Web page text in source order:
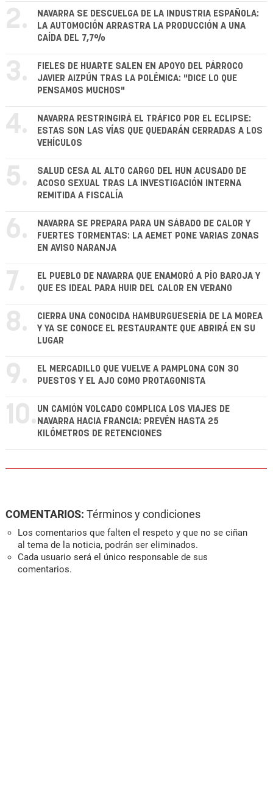
2.
NAVARRA SE DESCUELGA DE LA INDUSTRIA ESPAÑOLA:
LA AUTOMOCIÓN ARRASTRA LA PRODUCCIÓN A UNA
CAÍDA DEL 7,7%
3.
FIELES DE HUARTE SALEN EN APOYO DEL PÁRROCO
JAVIER AIZPÚN TRAS LA POLÉMICA: "DICE LO QUE
PENSAMOS MUCHOS"
4.
NAVARRA RESTRINGIRÁ EL TRÁFICO POR EL ECLIPSE:
ESTAS SON LAS VÍAS QUE QUEDARÁN CERRADAS A LOS
VEHÍCULOS
5.
SALUD CESA AL ALTO CARGO DEL HUN ACUSADO DE
ACOSO SEXUAL TRAS LA INVESTIGACIÓN INTERNA
REMITIDA A FISCALÍA
6.
NAVARRA SE PREPARA PARA UN SÁBADO DE CALOR Y
FUERTES TORMENTAS: LA AEMET PONE VARIAS ZONAS
EN AVISO NARANJA
7.
EL PUEBLO DE NAVARRA QUE ENAMORÓ A PÍO BAROJA Y
QUE ES IDEAL PARA HUIR DEL CALOR EN VERANO
8.
CIERRA UNA CONOCIDA HAMBURGUESERÍA DE LA MOREA
Y YA SE CONOCE EL RESTAURANTE QUE ABRIRÁ EN SU
LUGAR
9.
EL MERCADILLO QUE VUELVE A PAMPLONA CON 30
PUESTOS Y EL AJO COMO PROTAGONISTA
10. UN CAMIÓN VOLCADO COMPLICA LOS VIAJES DE
NAVARRA HACIA FRANCIA: PREVÉN HASTA 25
KILÓMETROS DE RETENCIONES
COMENTARIOS: Términos y condiciones
Los comentarios que falten el respeto y que no se ciñan
al tema de la noticia, podrán ser eliminados.
Cada usuario será el único responsable de sus
comentarios.